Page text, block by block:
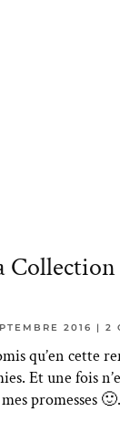
2016 2
qu’en cette
Et une fois
promesses 🙂